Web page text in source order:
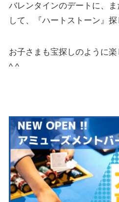
バレンタインのデートに、
して、『ハートストーン』探
お子さまも宝探しのように
^ ^